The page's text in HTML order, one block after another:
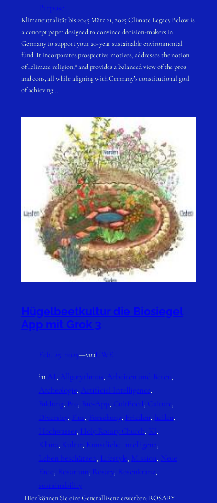
Purpose
Klimaneutralität bis 2045 März 21, 2025 Climate Legacy Below is
a concept paper designed to convince decision-makers in
Germany to support your 20-year sustainable environmental
fund. It incorporates prospective motives, addresses the notion
of „climate religion,“ and provides a balanced view of the pros
and cons, all while aligning with Germany’s constitutional goal
of achieving…
Hügelbeetkultur die Biosiegel
App mit Grok 3
Feb. 25, 2025—vonUWE
in AI, Allgorythmus, Arbeiten und Beten
Archeologie, Artificial Intelligence
Bildung, Bio, Bio-App, CultFood, Culture
Diversity, Flut, Forschung, Frieden, heilen
Hochwasser, Holy Rosary Church, KI
Klima, Kultur, Künstliche Intelligenz
Leben beschützen, Lifestyle, Mission, Neue
Erde, Rosarium, Rosary, Rosenkranz
sustainability
Hier können Sie eine Generallizenz erwerben: ROSARY